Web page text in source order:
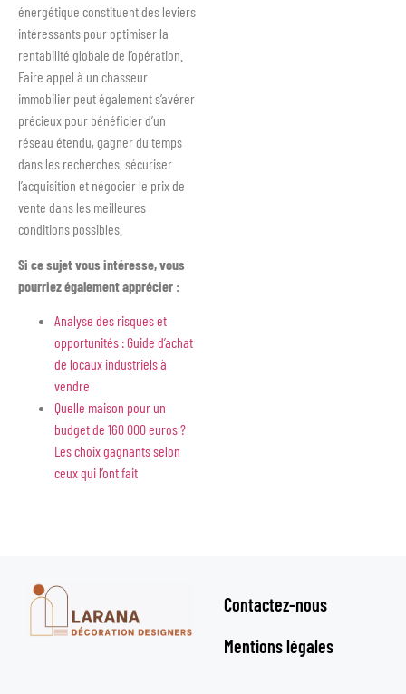
énergétique constituent des leviers
intéressants pour optimiser la
rentabilité globale de l’opération.
Faire appel à un chasseur
immobilier peut également s’avérer
précieux pour bénéficier d’un
réseau étendu, gagner du temps
dans les recherches, sécuriser
l’acquisition et négocier le prix de
vente dans les meilleures
conditions possibles.
Si ce sujet vous intéresse, vous
pourriez également apprécier :
Analyse des risques et
opportunités : Guide d’achat
de locaux industriels à
vendre
Quelle maison pour un
budget de 160 000 euros ?
Les choix gagnants selon
ceux qui l’ont fait
Contactez-nous
Mentions légales